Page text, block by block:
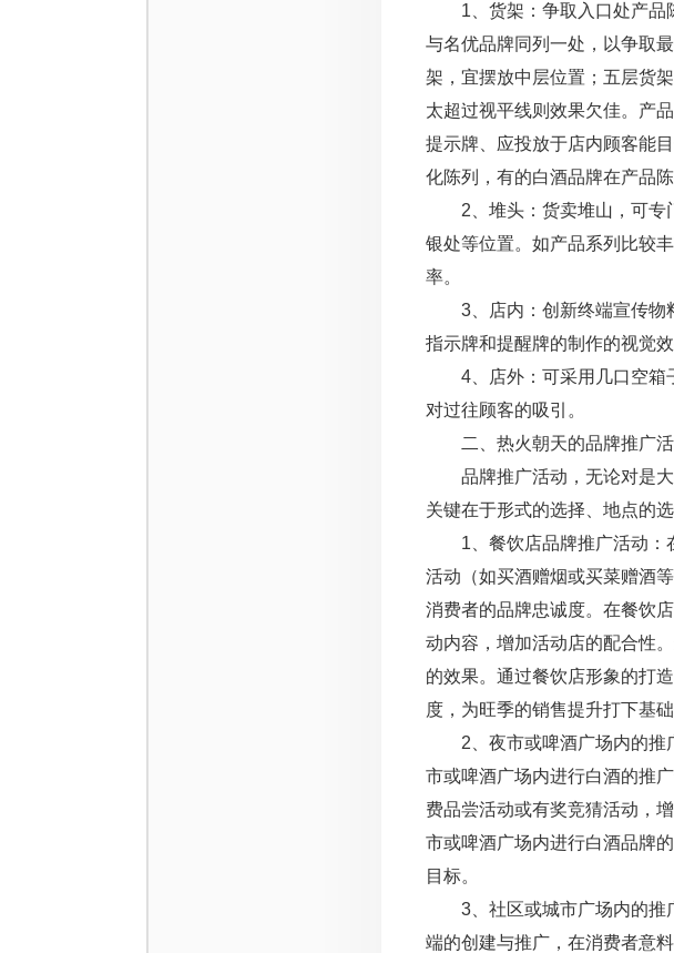
1、货架：争取入口处产品陈
与名优品牌同列一处，以争取
架，宜摆放中层位置；五层货
太超过视平线则效果欠佳。产
提示牌、应投放于店内顾客能
化陈列，有的白酒品牌在产品
2、堆头：货卖堆山，可专门
银处等位置。如产品系列比较
率。
3、店内：创新终端宣传物料
指示牌和提醒牌的制作的视觉
4、店外：可采用几口空箱子
对过往顾客的吸引。
二、热火朝天的品牌推广
品牌推广活动，无论对是大
关键在于形式的选择、地点的
1、餐饮店品牌推广活动：在
活动（如买酒赠烟或买菜赠酒
消费者的品牌忠诚度。在餐饮
动内容，增加活动店的配合性
的效果。通过餐饮店形象的打
度，为旺季的销售提升打下基础
2、夜市或啤酒广场内的推广
市或啤酒广场内进行白酒的推
费品尝活动或有奖竞猜活动，
市或啤酒广场内进行白酒品牌
目标。
3、社区或城市广场内的推广
端的创建与推广，在消费者意